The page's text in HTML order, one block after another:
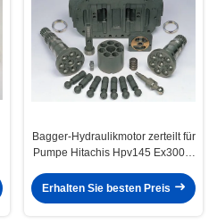
Bagger-Hydraulikmotor zerteilt für
Pumpe Hitachis Hpv145 Ex300-1
Erhalten Sie besten Preis